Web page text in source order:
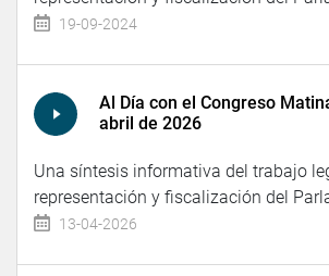
19-09-2024
Al Día con el Congreso
abril de 2026
Una síntesis informativa del trabajo
representación y fiscalización del
13-04-2026